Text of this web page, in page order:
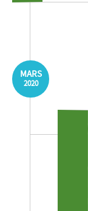
MARS
2020